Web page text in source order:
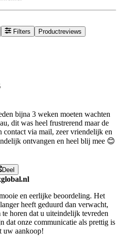
Filters Productreviews
bijna 3 weken moeten wachten
dit was heel frustrerend maar de
contact via mail, zeer vriendelijk en
ontvangen en heel blij mee 😊
Deel
en eerlijke beoordeling. Het
heeft geduurd dan verwacht,
horen dat u uiteindelijk tevreden
dat onze communicatie als prettig is
uw aankoop!